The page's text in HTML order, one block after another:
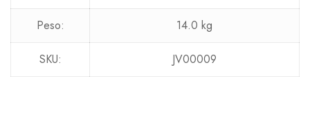
Peso: 14.0 kg
SKU: JV00009